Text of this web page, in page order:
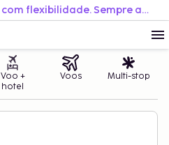
Reserve facilmente. Viaje com flexibilidade. Sempre ao melhor preço.
Voo +
hotel
Voos Multi-stop